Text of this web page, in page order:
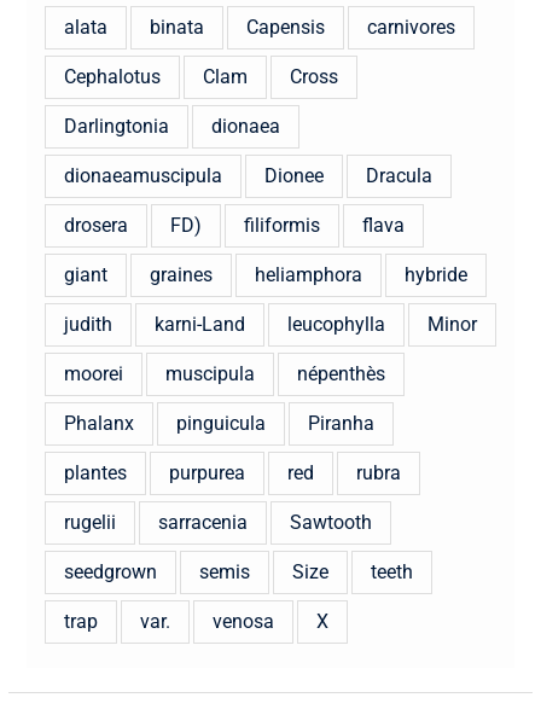
alata binata Capensis carnivores
Cephalotus Clam Cross
Darlingtonia dionaea
dionaeamuscipula Dionee Dracula
drosera FD) filiformis flava
giant graines heliamphora hybride
judith karni-Land leucophylla Minor
moorei muscipula népenthès
Phalanx pinguicula Piranha
plantes purpurea red rubra
rugelii sarracenia Sawtooth
seedgrown semis Size teeth
trap var. venosa X